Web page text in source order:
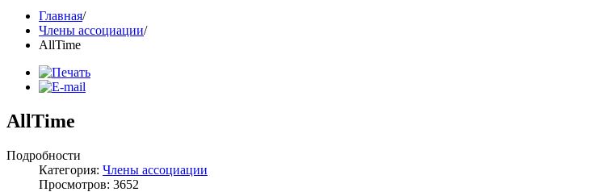
Главная/
Члены ассоциации/
AllTime
AllTime
Подробности
Категория: Члены ассоциации
Просмотров: 3652